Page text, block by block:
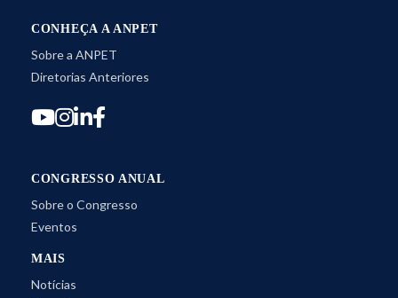
CONHEÇA A ANPET
Sobre a ANPET
Diretorias Anteriores
CONGRESSO ANUAL
Sobre o Congresso
Eventos
MAIS
Notícias